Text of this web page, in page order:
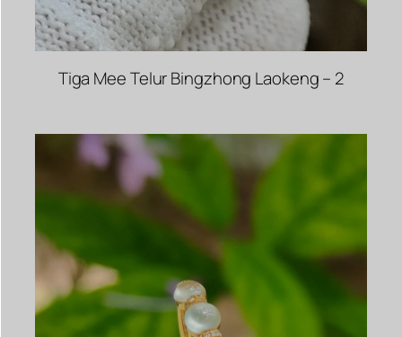
Tiga Mee Telur Bingzhong Laokeng – 2